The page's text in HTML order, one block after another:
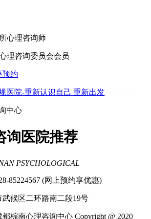
心理咨询师
理咨询委员会会员
预约
病 成都心理辅导
成都青少年心理咨询机构
询医院推荐
PSYCHOLOGICAL
85224567 (网上预约享优惠)
武候区二环路南二段19号
棕南心理咨询中心 Copyright @ 2020